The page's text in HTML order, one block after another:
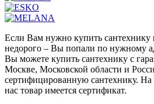
Если Вам нужно купить сантехнику
недорого – Вы попали по нужному
Вы можете купить сантехнику с
Москве, Московской области и
сертифицированную сантехнику.
нас товар имеется сертификат.